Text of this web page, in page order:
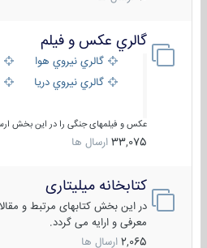
گالري عكس و فيلم
گالري نيروي هوايي
گالري نيروي دريايي
عکس و فیلمهای جنگی را در این بخش
33,075 ارسال ها
کتابخانه میلیتاری
در این بخش کتابهای مرتبط و
معرفی و ارایه می گردد.
2,065 ارسال ها